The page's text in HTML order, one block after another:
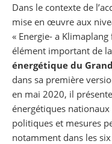
Dans le contexte de
mise en œuvre aux
« Energie- a
élément important de la
énergétique du
dans sa première
en mai 2020, il
énergétiques
politiques et mesures
notamment dans les